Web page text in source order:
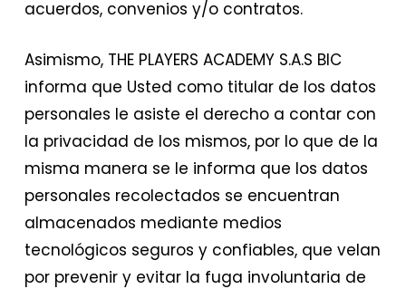
acuerdos, convenios y/o contratos.
​Asimismo, THE PLAYERS ACADEMY S.A.S BIC
informa que Usted como titular de los datos
personales le asiste el derecho a contar con
la privacidad de los mismos, por lo que de la
misma manera se le informa que los datos
personales recolectados se encuentran
almacenados mediante medios
tecnológicos seguros y confiables, que velan
por prevenir y evitar la fuga involuntaria de